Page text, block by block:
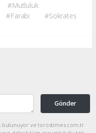
#Mutluluk
#Farabi
#Sokrates
Gönder
bulunuyor ve torostimes.com.tr